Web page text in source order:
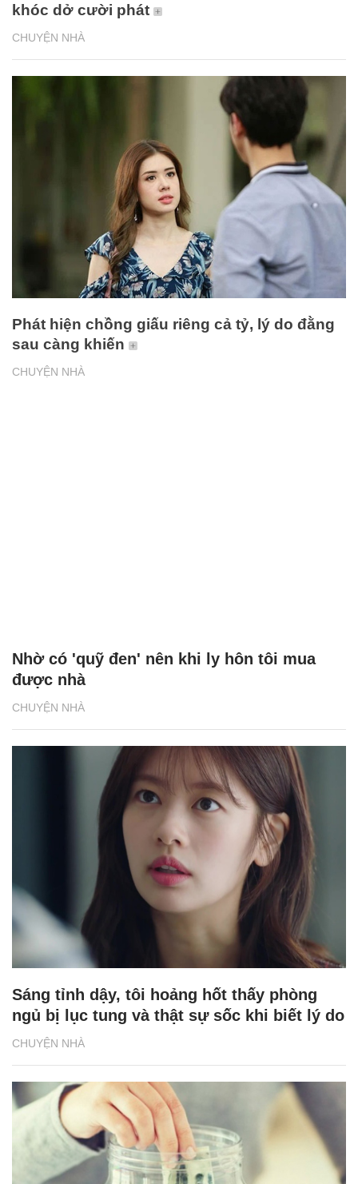
CHUYỆN NHÀ
khóc dở cười phát
CHUYỆN NHÀ
Phát hiện chồng giấu riêng cả tỷ, lý do đằng
sau càng khiến
CHUYỆN NHÀ
Nhờ có 'quỹ đen' nên khi ly hôn tôi mua
được nhà
CHUYỆN NHÀ
Sáng tỉnh dậy, tôi hoảng hốt thấy phòng
ngủ bị lục tung và thật sự sốc khi biết lý do